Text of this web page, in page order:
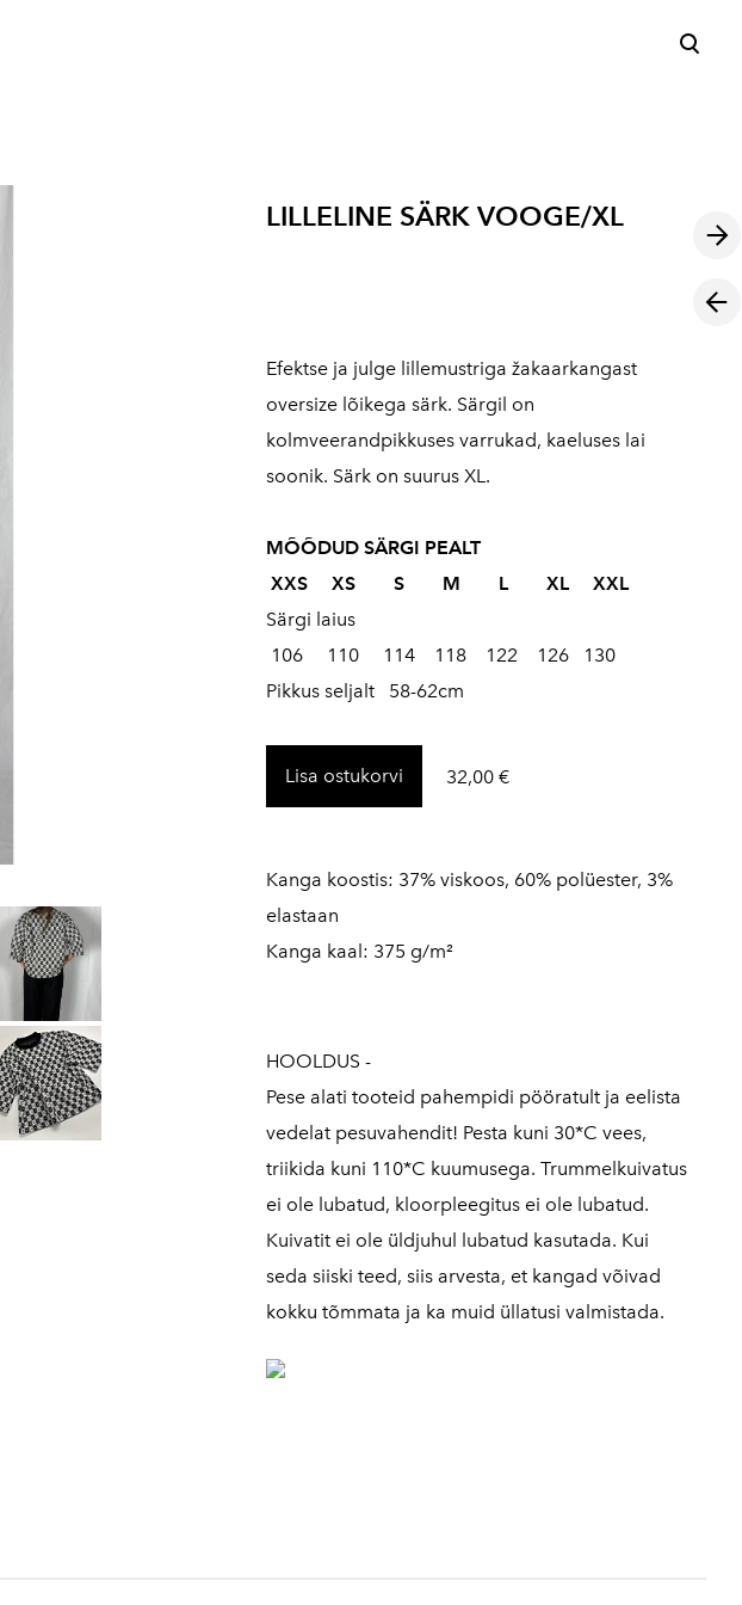
LILLELINE SÄRK VOOGE/XL
Efektse ja julge lillemustriga žakaarkangast
oversize lõikega särk. Särgil on
kolmveerandpikkuses varrukad, kaeluses lai
soonik. Särk on suurus XL.
MÕÕDUD SÄRGI PEALT
XXS XS S M L XL
XXL
Särgi laius
106 110 114 118 122 126 130
Pikkus seljalt 58-62cm
Lisa ostukorvi 32,00 €
Kanga koostis: 37% viskoos, 60% polüester, 3%
elastaan
Kanga kaal: 375 g/m²
HOOLDUS -
Pese alati tooteid pahempidi pööratult ja eelista
vedelat pesuvahendit! Pesta kuni 30*C vees,
triikida kuni 110*C kuumusega. Trummelkuivatus
ei ole lubatud, kloorpleegitus ei ole lubatud.
Kuivatit ei ole üldjuhul lubatud kasutada. Kui
seda siiski teed, siis arvesta, et kangad võivad
kokku tõmmata ja ka muid üllatusi valmistada.